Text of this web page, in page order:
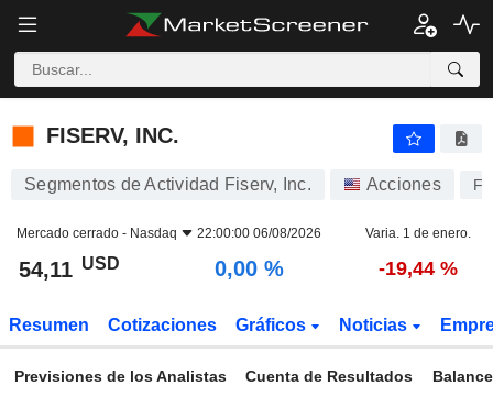
FISERV, INC.
FISERV, INC.
Segmentos de Actividad Fiserv, Inc. Acciones
Mercado cerrado - Nasdaq 22:00:00 06/08/2026 Varia. 1 de enero.
54,11 USD 0,00 % -19,44 %
Resumen Cotizaciones Gráficos Noticias
Previsiones de los Analistas Cuenta de Resultados Balance